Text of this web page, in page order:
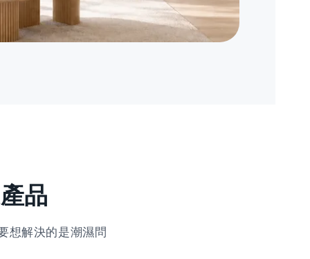
品
想解決的是潮濕問